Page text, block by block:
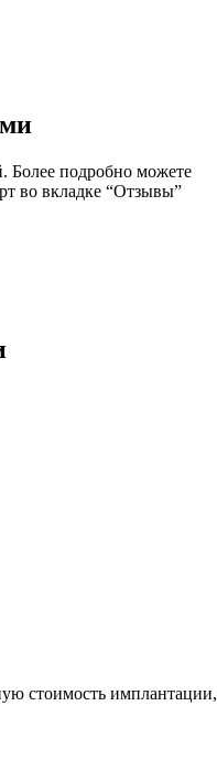
Более подробно можете
во вкладке “Отзывы”
стоимость